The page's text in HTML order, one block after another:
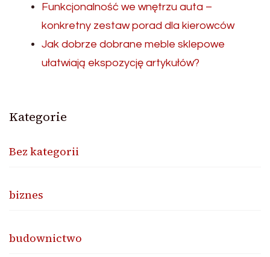
Funkcjonalność we wnętrzu auta –
konkretny zestaw porad dla kierowców
Jak dobrze dobrane meble sklepowe
ułatwiają ekspozycję artykułów?
Kategorie
Bez kategorii
biznes
budownictwo